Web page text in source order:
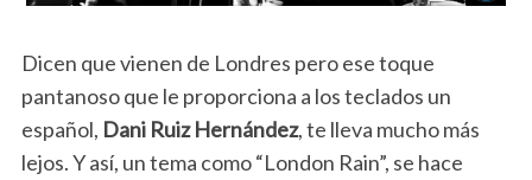
Dicen que vienen de Londres pero ese toque
pantanoso que le proporciona a los teclados un
español, Dani Ruiz Hernández, te lleva mucho más
lejos. Y así, un tema como “London Rain”, se hace